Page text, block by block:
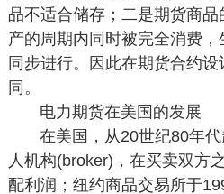
品不适合储存；二是期货商
产的周期内同时被完全消费
同步进行。因此在期货合约
同。
电力期货在美国的发展
在美国，从20世纪80年
人机构(broker)，在买卖双方
配利润；纽约商品交易所于